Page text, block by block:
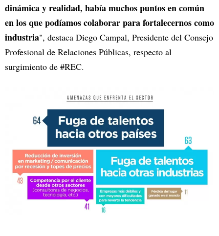
dinámica y realidad, había muchos puntos en común
en los que podíamos colaborar para fortalecernos como
industria", destaca Diego Campal, Presidente del Consejo
Profesional de Relaciones Públicas, respecto al
surgimiento de #REC.